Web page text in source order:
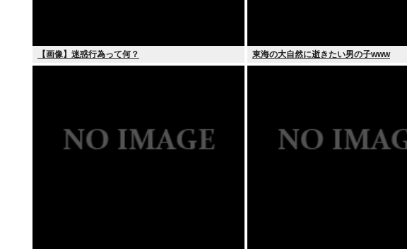
【画像】迷惑行為って何？ 東海の大自然に逝きたい男の子www